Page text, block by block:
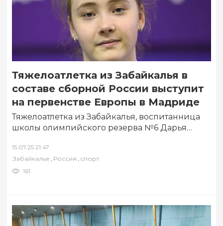
Тяжелоатлетка из Забайкалья в
составе сборной России выступит
на первенстве Европы в Мадриде
Тяжелоатлетка из Забайкалья, воспитанница
школы олимпийского резерва №6 Дарья
России на первенстве Европы по…
15.07.25 21:47
Забайкалье , Россия , спорт
161